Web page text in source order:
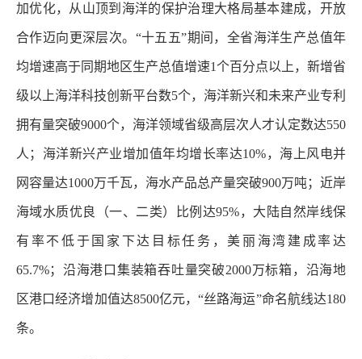
加优化，从山顶到海洋的保护治理大格局基本建成，开放
合作迈向更深层次。“十五五”期间，全省海洋生产总值年
均增速高于同期地区生产总值增速1个百分点以上，新增省
级以上海洋科技创新平台数5个，海洋新兴和未来产业专利
拥有量突破9000个，海洋领域省级高层次人才认定数达550
人；海洋新兴产业增加值年均增长率达10%，海上风电并
网容量达1000万千瓦，海水产品总产量突破900万吨；近岸
海域水质优良（一、二类）比例达95%，大陆自然岸线保
有率不低于国家下达目标任务，美丽海湾建成率达
65.7%；沿海港口集装箱吞吐量突破2000万标箱，沿海地
区港口经济增加值达8500亿元，“丝路海运”命名航线达180
条。